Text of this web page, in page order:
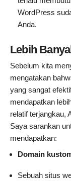
WordPress
Anda.
Lebih
Sebelum kita
mengatakan
yang sangat
mendapatkan
relatif terjangkau,
Saya sarankan
mendapatkan:
Domain
Sebuah situs